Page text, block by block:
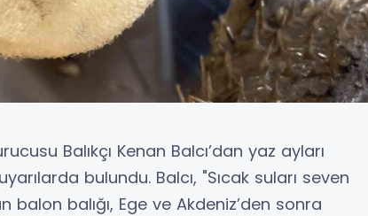
Balıkçı Kenan Balcı’dan yaz ayları
bulundu. Balcı, "Sıcak suları seven
balığı, Ege ve Akdeniz’den sonra